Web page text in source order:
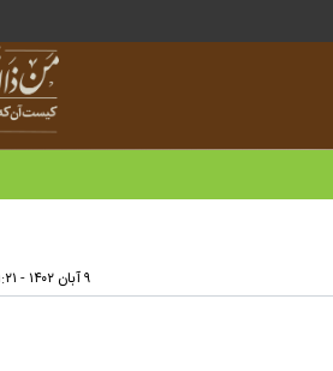
۹ آبان ۱۴۰۲ - ۱۱:۲۱